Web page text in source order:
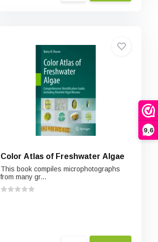
9,6
Color Atlas of Freshwater Algae
This book compiles microphotographs
from many gr...